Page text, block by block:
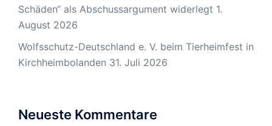
Schäden“ als Abschussargument widerlegt 1.
August 2026
Wolfsschutz-Deutschland e. V. beim Tierheimfest in
Kirchheimbolanden 31. Juli 2026
Neueste Kommentare